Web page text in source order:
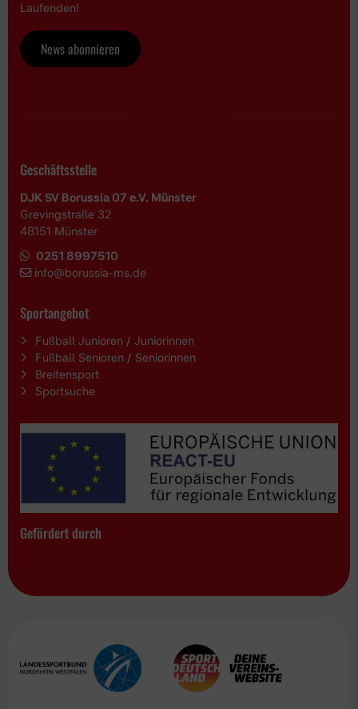
Laufenden!
News abonnieren
Geschäftsstelle
DJK SV Borussia 07 e.V. Münster
Grevingstraße 32
48151 Münster
0251 8997510
info@borussia-ms.de
Sportangebot
Fußball Junioren / Juniorinnen
Fußball Senioren / Seniorinnen
Breitensport
Sportsuche
Gefördert durch